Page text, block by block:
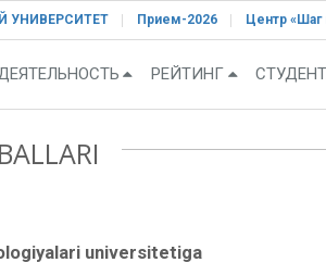
УНИВЕРСИТЕТ Прием-2026 Центр
РЕЙТИНГ
universitetiga